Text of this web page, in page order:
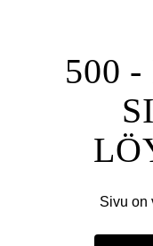
500 -
Sivu on